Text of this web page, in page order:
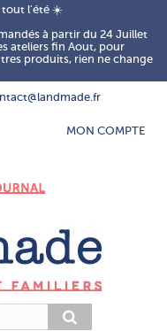
tout l'été ☀️
à partir du 24 Juillet
ateliers fin Aout, pour
produits, rien ne change
MON COMPTE